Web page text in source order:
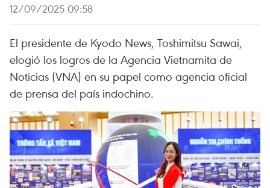
12/09/2025 09:58
El presidente de Kyodo News, Toshimitsu Sawai,
elogió los logros de la Agencia Vietnamita de
Noticias (VNA) en su papel como agencia oficial
de prensa del país indochino.